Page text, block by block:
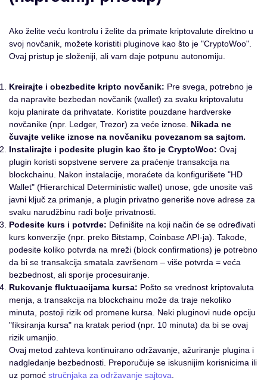
Ako želite veću kontrolu i želite da primate kriptovalute direktno u
svoj novčanik, možete koristiti pluginove kao što je "CryptoWoo".
Ovaj pristup je složeniji, ali vam daje potpunu autonomiju.
Kreirajte i obezbedite kripto novčanik: Pre svega, potrebno je
da napravite bezbedan novčanik (wallet) za svaku kriptovalutu
koju planirate da prihvatate. Koristite pouzdane hardverske
novčanike (npr. Ledger, Trezor) za veće iznose. Nikada ne
čuvajte velike iznose na novčaniku povezanom sa sajtom.
Instalirajte i podesite plugin kao što je CryptoWoo: Ovaj
plugin koristi sopstvene servere za praćenje transakcija na
blockchainu. Nakon instalacije, moraćete da konfigurišete "HD
Wallet" (Hierarchical Deterministic wallet) unose, gde unosite vaš
javni ključ za primanje, a plugin privatno generiše nove adrese za
svaku narudžbinu radi bolje privatnosti.
Podesite kurs i potvrde: Definišite na koji način će se određivati
kurs konverzije (npr. preko Bitstamp, Coinbase API-ja). Takođe,
podesite koliko potvrda na mreži (block confirmations) je potrebno
da bi se transakcija smatala završenom – više potvrda = veća
bezbednost, ali sporije procesuiranje.
Rukovanje fluktuacijama kursa: Pošto se vrednost kriptovaluta
menja, a transakcija na blockchainu može da traje nekoliko
minuta, postoji rizik od promene kursa. Neki pluginovi nude opciju
"fiksiranja kursa" na kratak period (npr. 10 minuta) da bi se ovaj
rizik umanjio.
Ovaj metod zahteva kontinuirano održavanje, ažuriranje plugina i
nadgledanje bezbednosti. Preporučuje se iskusnijim korisnicima ili
uz pomoć stručnjaka za održavanje sajtova